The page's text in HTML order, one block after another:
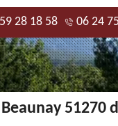
28 18 58 06 24
51270